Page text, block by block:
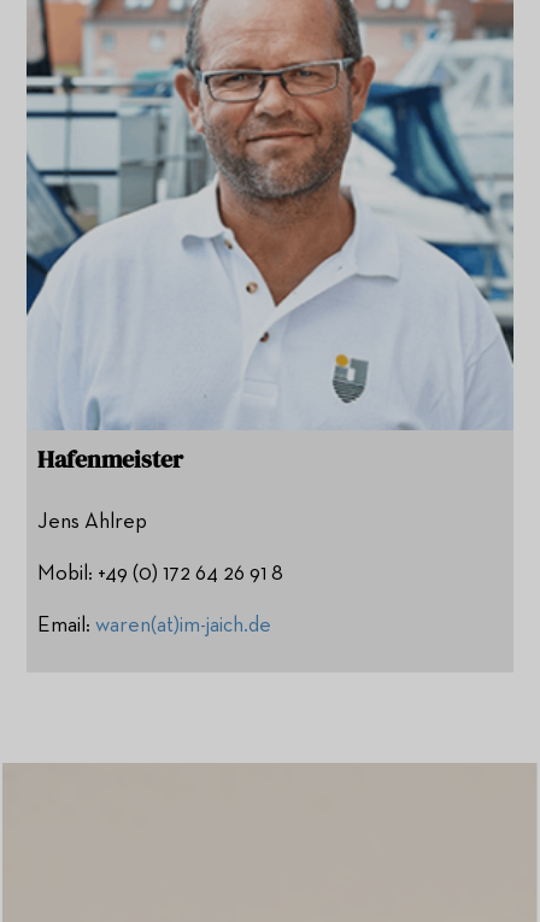
Hafenmeister
Jens Ahlrep
Mobil: +49 (0) 172 64 26 91 8
Email:waren(at)im-jaich.de